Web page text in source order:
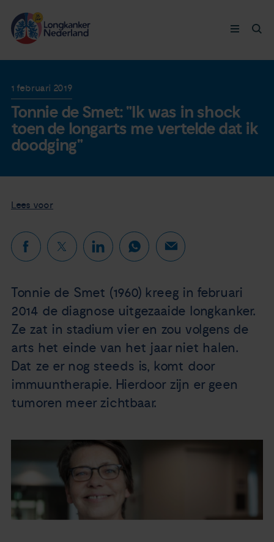
Doneer nu
Nieuws
Agenda
Over ons
Zorgverleners
Longkanker
Leven met
Ervaringen
1 februari 2019
Tonnie de Smet: "Ik was in shock
toen de longarts me vertelde dat ik
doodging"
Lees voor
Tonnie de Smet (1960) kreeg in februari
2014 de diagnose uitgezaaide longkanker.
Ze zat in stadium vier en zou volgens de
arts het einde van het jaar niet halen.
Dat ze er nog steeds is, komt door
immuuntherapie. Hierdoor zijn er geen
tumoren meer zichtbaar.